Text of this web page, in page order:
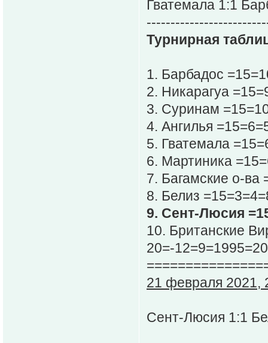
Гватемала 1:1
Турнирная
1. Барбадос
2. Никарагуа
3. Суринам
4. Ангилья
5. Гватемала
6. Мартиника
7. Багамские о-ва
8. Белиз
9. Сент-Люсия
10. Британские
20=-
21 февраля 2021,
Сент-Люсия 1:1